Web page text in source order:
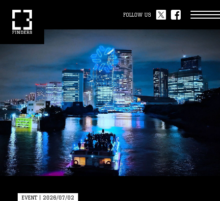
FOLLOW US
EVENT | 2026/07/02